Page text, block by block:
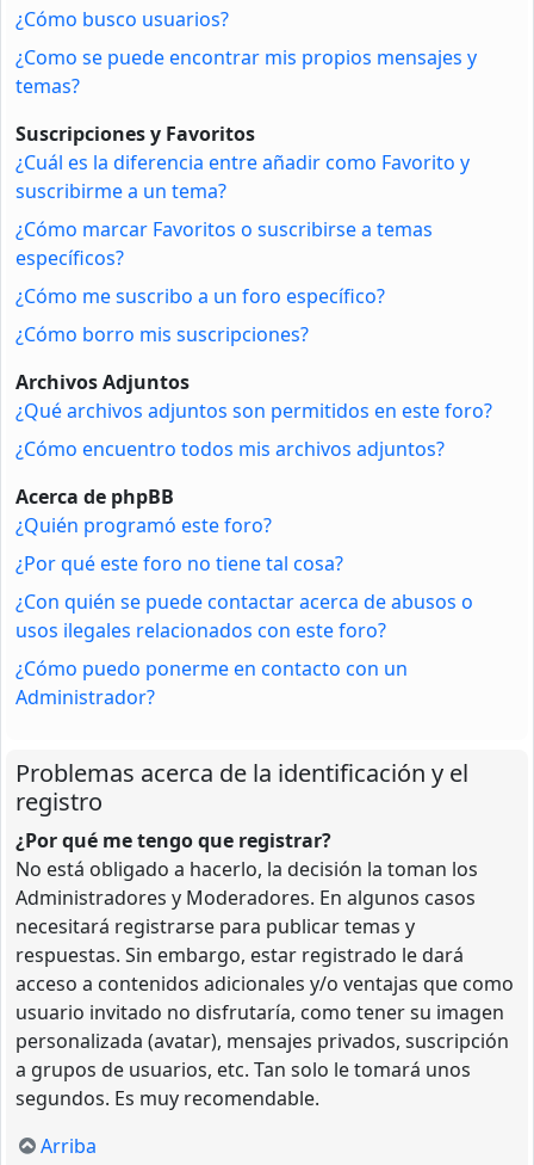
¿Cómo busco usuarios?
¿Como se puede encontrar mis propios mensajes y
temas?
Suscripciones y Favoritos
¿Cuál es la diferencia entre añadir como Favorito y
suscribirme a un tema?
¿Cómo marcar Favoritos o suscribirse a temas
específicos?
¿Cómo me suscribo a un foro específico?
¿Cómo borro mis suscripciones?
Archivos Adjuntos
¿Qué archivos adjuntos son permitidos en este foro?
¿Cómo encuentro todos mis archivos adjuntos?
Acerca de phpBB
¿Quién programó este foro?
¿Por qué este foro no tiene tal cosa?
¿Con quién se puede contactar acerca de abusos o
usos ilegales relacionados con este foro?
¿Cómo puedo ponerme en contacto con un
Administrador?
Problemas acerca de la identificación y el
registro
¿Por qué me tengo que registrar?
No está obligado a hacerlo, la decisión la toman los
Administradores y Moderadores. En algunos casos
necesitará registrarse para publicar temas y
respuestas. Sin embargo, estar registrado le dará
acceso a contenidos adicionales y/o ventajas que como
usuario invitado no disfrutaría, como tener su imagen
personalizada (avatar), mensajes privados, suscripción
a grupos de usuarios, etc. Tan solo le tomará unos
segundos. Es muy recomendable.
Arriba